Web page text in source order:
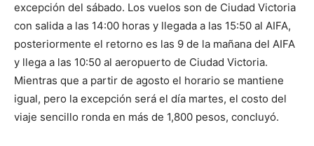
excepción del sábado. Los vuelos son de Ciudad Victoria
con salida a las 14:00 horas y llegada a las 15:50 al AIFA,
posteriormente el retorno es las 9 de la mañana del AIFA
y llega a las 10:50 al aeropuerto de Ciudad Victoria.
Mientras que a partir de agosto el horario se mantiene
igual, pero la excepción será el día martes, el costo del
viaje sencillo ronda en más de 1,800 pesos, concluyó.